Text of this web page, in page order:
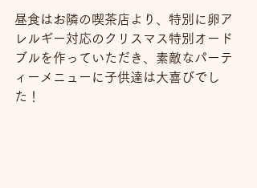
昼食はお隣の喫茶店より、特別に卵ア
レルギー対応のクリスマス特別オード
ブルを作っていただき、素敵なパーテ
ィーメニューに子供達は大喜びでし
た！